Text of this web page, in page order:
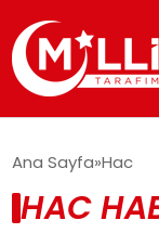
ÖZEL SAYFALAR
Ana Sayfa Hac
HAC